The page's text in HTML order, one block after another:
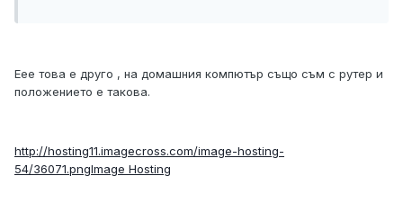
Еее това е друго , на домашния компютър също съм с рутер и
положението е такова.
http://hosting11.imagecross.com/image-hosting-
54/36071.pngImage Hosting